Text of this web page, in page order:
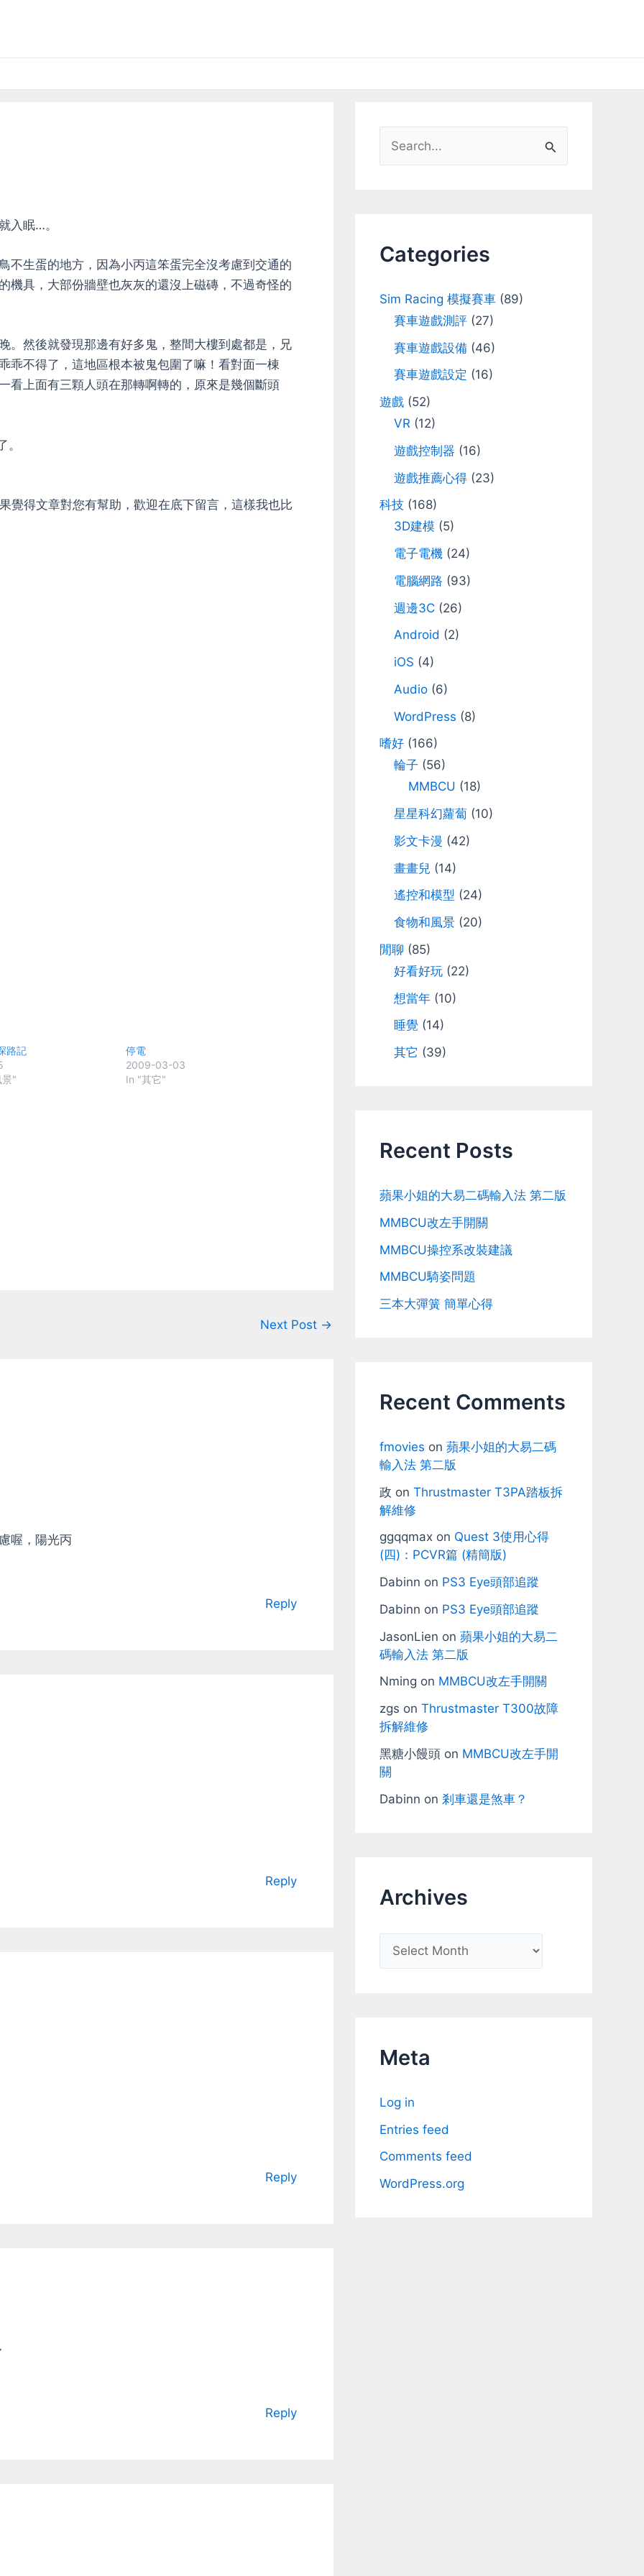
入眠…。
不生蛋的地方，因為小丙這笨蛋完全沒考慮到交通的
機具，大部份牆壁也灰灰的還沒上磁磚，不過奇怪的
。然後就發現那邊有好多鬼，整間大樓到處都是，兄
乖不得了，這地區根本被鬼包圍了嘛！看對面一棟
看上面有三顆人頭在那轉啊轉的，原來是幾個斷頭
覺得文章對您有幫助，歡迎在底下留言，這樣我也比
路記
"
停電
2009-03-03
In "其它"
Next Post →
喔，陽光丙
Reply
Reply
Reply
Reply
e
h
Categories
Sim Racing 模擬賽車 (89)
賽車遊戲測評 (27)
賽車遊戲設備 (46)
賽車遊戲設定 (16)
遊戲 (52)
VR (12)
遊戲控制器 (16)
遊戲推薦心得 (23)
科技 (168)
3D建模 (5)
電子電機 (24)
電腦網路 (93)
週邊3C (26)
Android (2)
iOS (4)
Audio (6)
WordPress (8)
嗜好 (166)
輪子 (56)
MMBCU (18)
星星科幻蘿蔔 (10)
影文卡漫 (42)
畫畫兒 (14)
遙控和模型 (24)
食物和風景 (20)
閒聊 (85)
好看好玩 (22)
想當年 (10)
睡覺 (14)
其它 (39)
Recent Posts
蘋果小姐的大易二碼輸入法 第二版
MMBCU改左手開關
MMBCU操控系改裝建議
MMBCU騎姿問題
三本大彈簧 簡單心得
Recent Comments
fmovies on 蘋果小姐的大易二碼
輸入法 第二版
政 on Thrustmaster T3PA踏板拆
解維修
ggqqmax on Quest 3使用心得
(四)：PCVR篇 (精簡版)
Dabinn on PS3 Eye頭部追蹤
Dabinn on PS3 Eye頭部追蹤
JasonLien on 蘋果小姐的大易二
碼輸入法 第二版
Nming on MMBCU改左手開關
zgs on Thrustmaster T300故障
拆解維修
黑糖小饅頭 on MMBCU改左手開
關
Dabinn on 剎車還是煞車？
Archives
r
vMeta
Log in
Entries feed
Comments feed
WordPress.org